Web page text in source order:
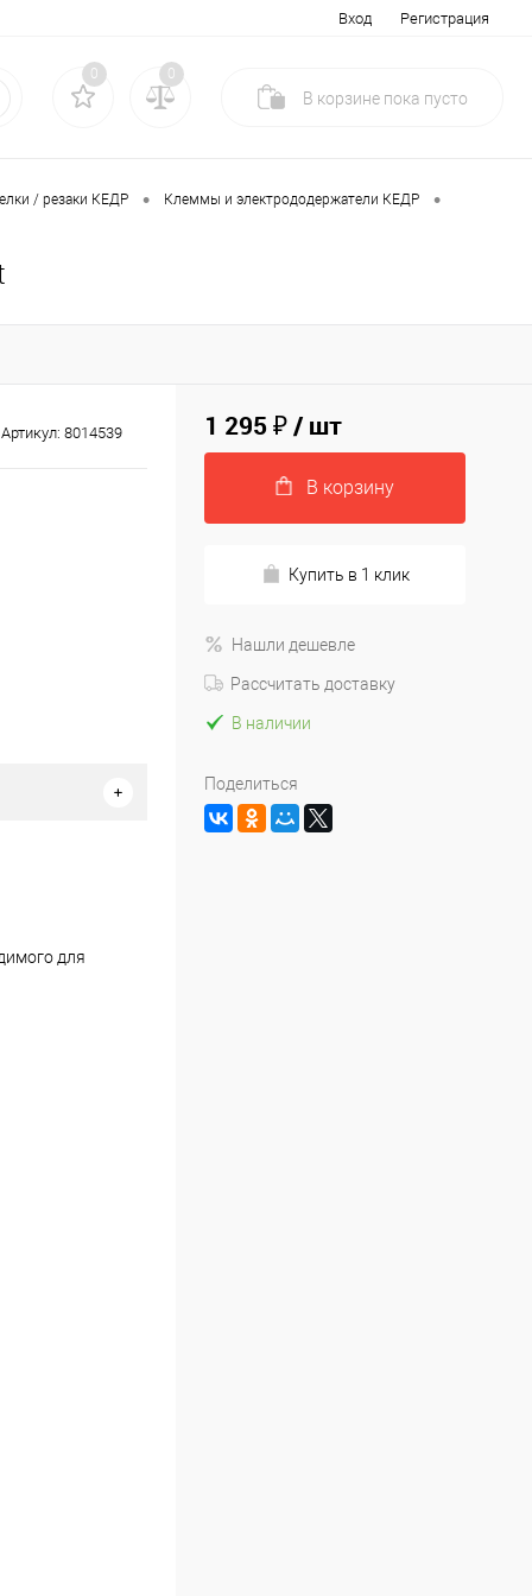
Вход Регистрация
0 0
В корзине пока пусто
/ резаки КЕДР • Клеммы и электрододержатели КЕДР •
Артикул: 8014539
для
1 295 ₽/ шт
В корзину
Купить в 1 клик
Нашли дешевле
Рассчитать доставку
В наличии
Поделиться